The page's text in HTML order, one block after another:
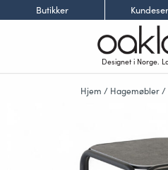
Butikker
Designet i Norge.
Hjem / Hagemøbler/